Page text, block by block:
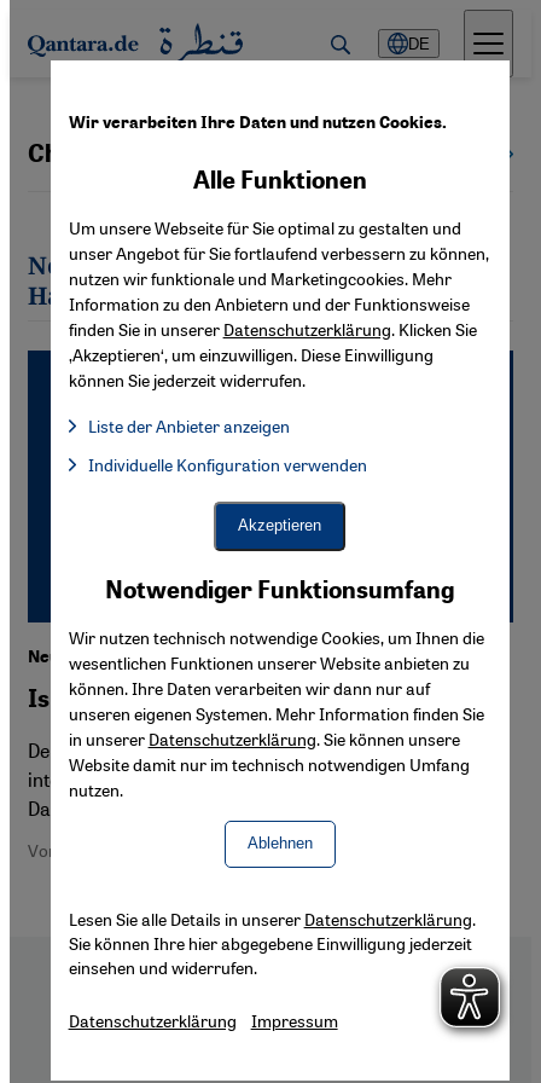
Direkt zum Inhalt springen
DE
Christiane Hawranek
Neueste Artikel von Christiane
Hawranek
Neues Lehrmodell für den Islamunterricht in Bayern
Islam auf dem Stundenplan
Der Islamunterricht in Erlangen sieht als Schwerpunkte
interreligiösen Dialog und Weltoffenheit im Lehrplan vor.
Das Modell könnte in ganz Bayern Schule machen könnte.
Von Christiane Hawranek
Wir verarbeiten Ihre Daten und nutzen Cookies.
Notwendiger Funktionsumfang
Wir nutzen technisch notwendige Cookies, um Ihnen die
wesentlichen Funktionen unserer Website anbieten zu
können. Ihre Daten verarbeiten wir dann nur auf
unseren eigenen Systemen. Mehr Information finden Sie
in unserer Datenschutzerklärung. Sie können unsere
Website damit nur im technisch notwendigen Umfang
nutzen.
Ablehnen
Alle Funktionen
Um unsere Webseite für Sie optimal zu gestalten und
unser Angebot für Sie fortlaufend verbessern zu können,
nutzen wir funktionale und Marketingcookies. Mehr
Information zu den Anbietern und der Funktionsweise
finden Sie in unserer Datenschutzerklärung. Klicken Sie
‚Akzeptieren‘, um einzuwilligen. Diese Einwilligung
können Sie jederzeit widerrufen.
Liste der Anbieter anzeigen
Facebook Embed / Facebook Connect, Google Maps Embed,
Facebook Embed / Facebook Connect
Google Maps Embed
Individuelle Konfiguration verwenden
Akzeptieren
Lesen Sie alle Details in unserer Datenschutzerklärung.
Sie können Ihre hier abgegebene Einwilligung jederzeit
einsehen und widerrufen.
Datenschutzerklärung Impressum